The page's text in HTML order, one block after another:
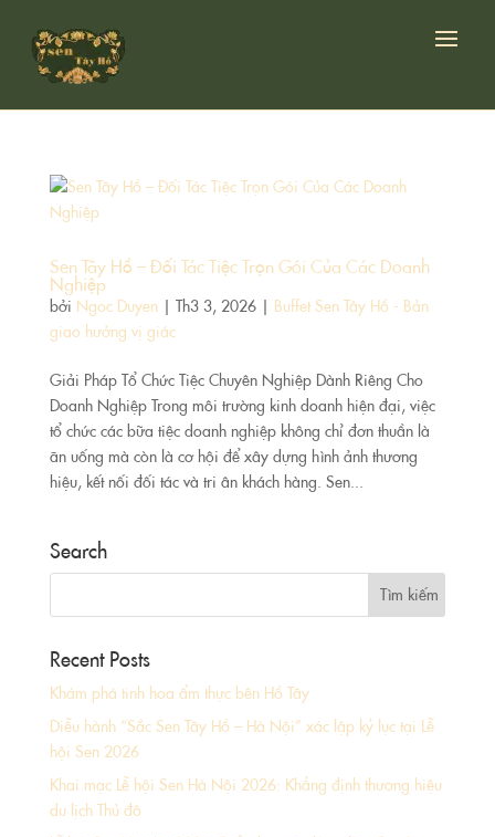
Sen Tây Hồ – Đối Tác Tiệc Trọn Gói Của Các Doanh
Nghiệp
bởi Ngoc Duyen| Th3 3, 2026| Buffet Sen Tây Hồ - Bản
giao hưởng vị giác
Giải Pháp Tổ Chức Tiệc Chuyên Nghiệp Dành Riêng Cho
Doanh Nghiệp Trong môi trường kinh doanh hiện đại, việc
tổ chức các bữa tiệc doanh nghiệp không chỉ đơn thuần là
ăn uống mà còn là cơ hội để xây dựng hình ảnh thương
hiệu, kết nối đối tác và tri ân khách hàng. Sen...
Search
Recent Posts
Khám phá tinh hoa ẩm thực bên Hồ Tây
Diễu hành “Sắc Sen Tây Hồ – Hà Nội” xác lập kỷ lục tại Lễ
hội Sen 2026
Khai mạc Lễ hội Sen Hà Nội 2026: Khẳng định thương hiệu
du lịch Thủ đô